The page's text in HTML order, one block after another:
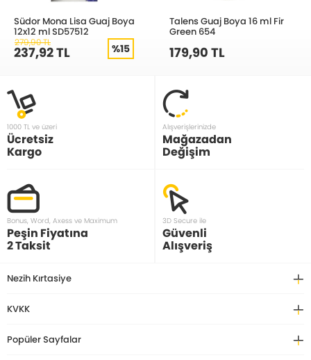
Südor Mona Lisa Guaj Boya
12x12 ml SD57512
279,90 TL
237,92 TL %15
Talens Guaj Boya 16 ml Fir
Green 654
179,90 TL
1000 TL ve üzeri
Ücretsiz
Kargo
Alışverişlerinizde
Mağazadan
Değişim
Bonus, Word, Axess ve Maximum
Peşin Fiyatına
2 Taksit
3D Secure ile
Güvenli
Alışveriş
Nezih Kırtasiye
KVKK
Popüler Sayfalar